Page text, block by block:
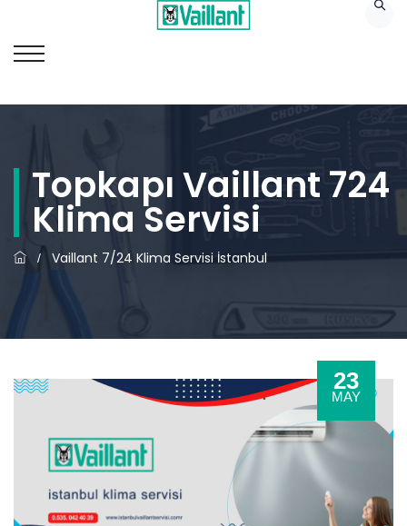
Topkapı Vaillant 724
Klima Servisi
/ Vaillant 7/24 Klima Servisi İstanbul
23
MAY